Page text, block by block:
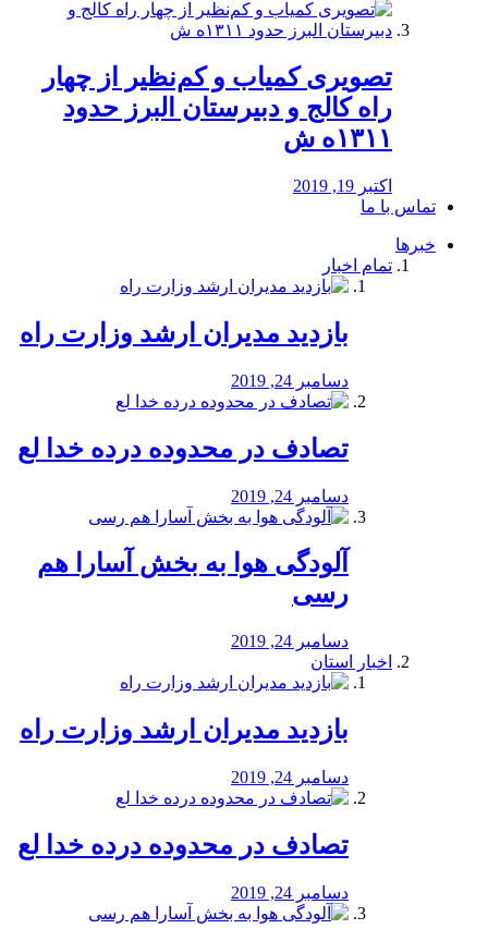
️تصویری کمیاب و کم‌نظیر از چهار
راه كالج و دبيرستان البرز حدود
۱۳۱۱ه ش
اکتبر 19, 2019
تماس با ما
خبرها
تمام اخبار
بازدید مدیران ارشد وزارت راه
دسامبر 24, 2019
تصادف در محدوده درده خدا لع
دسامبر 24, 2019
آلودگی هوا به بخش آسارا هم
رسی
دسامبر 24, 2019
اخبار استان
بازدید مدیران ارشد وزارت راه
دسامبر 24, 2019
تصادف در محدوده درده خدا لع
دسامبر 24, 2019